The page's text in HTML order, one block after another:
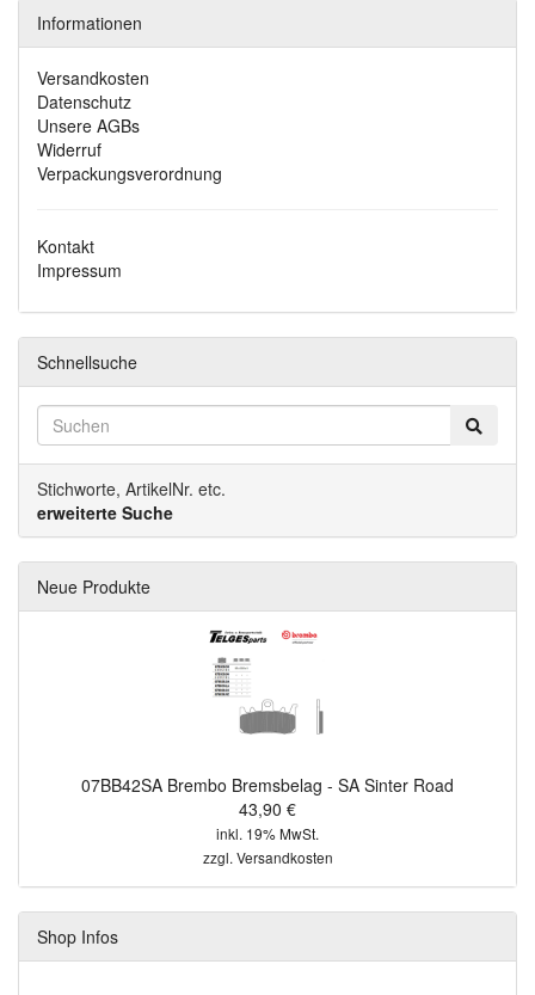
Informationen
Versandkosten
Datenschutz
Unsere AGBs
Widerruf
Verpackungsverordnung
Kontakt
Impressum
Schnellsuche
Stichworte, ArtikelNr. etc.
erweiterte Suche
Neue Produkte
07BB42SA Brembo Bremsbelag - SA Sinter Road
43,90 €
inkl. 19% MwSt.
zzgl. Versandkosten
Shop Infos